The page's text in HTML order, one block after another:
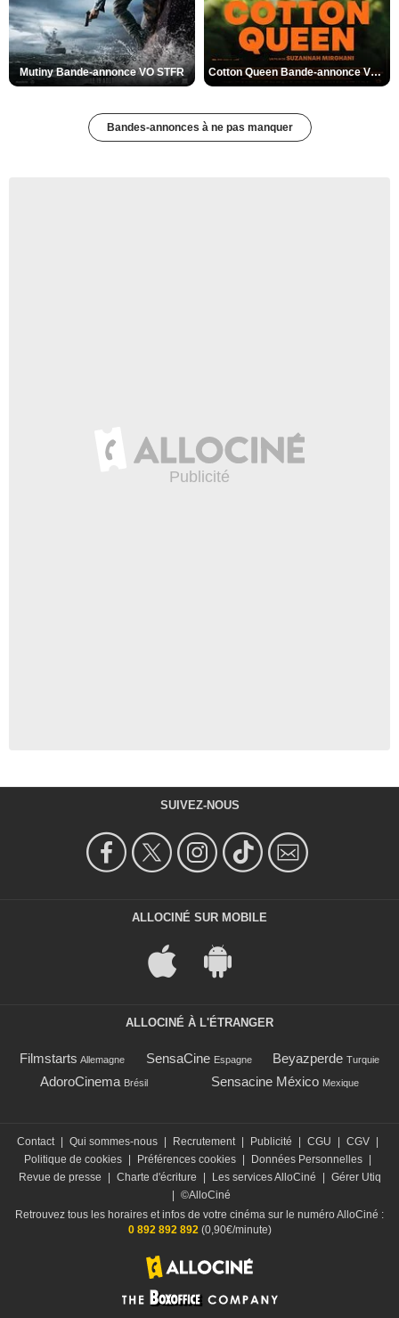
Mutiny Bande-annonce VO STFR Cotton Queen Bande-annonce VO STFR
Bandes-annonces à ne pas manquer
SUIVEZ-NOUS
ALLOCINÉ SUR MOBILE
ALLOCINÉ À L'ÉTRANGER
Filmstarts Allemagne SensaCine Espagne Beyazperde Turquie
AdoroCinema Brésil Sensacine México Mexique
Contact Qui sommes-nous Recrutement Publicité CGU CGV
Politique de cookies
Préférences cookies Données Personnelles
Revue de presse
Charte d'écriture Les services AlloCiné
Gérer Utiq
©AlloCiné
Retrouvez tous les horaires et infos de votre cinéma sur le numéro AlloCiné :
0 892 892 892(0,90€/minute)